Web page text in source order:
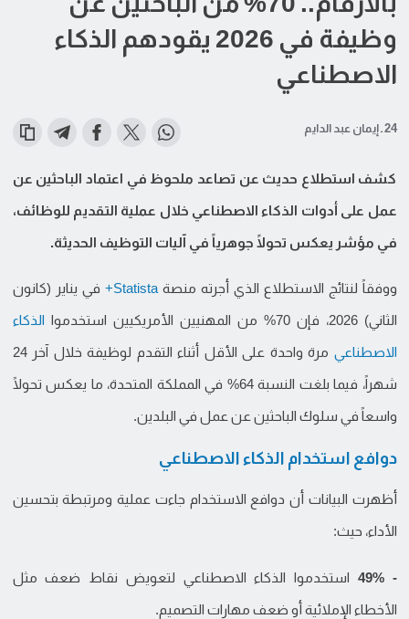
وظيفة في 2026 يقودهم الذكاء
الاصطناعي
24 ـ إيمان عبد الدايم
كشف استطلاع حديث عن تصاعد ملحوظ في اعتماد الباحثين عن
عمل على أدوات الذكاء الاصطناعي خلال عملية التقديم للوظائف،
في مؤشر يعكس تحولًا جوهرياً في آليات التوظيف الحديثة.
ووفقاً لنتائج الاستطلاع الذي أجرته منصةStatista+ في يناير (كانون
الثاني) 2026، فإن 70% من المهنيين الأمريكيين استخدموا الذكاء
الاصطناعي مرة واحدة على الأقل أثناء التقدم لوظيفة خلال آخر 24
شهراً، فيما بلغت النسبة 64% في المملكة المتحدة، ما يعكس تحولًا
واسعاً في سلوك الباحثين عن عمل في البلدين.
دوافع استخدام الذكاء الاصطناعي
أظهرت البيانات أن دوافع الاستخدام جاءت عملية ومرتبطة بتحسين
الأداء، حيث:
- 49% استخدموا الذكاء الاصطناعي لتعويض نقاط ضعف مثل
الأخطاء الإملائية أو ضعف مهارات التصميم.